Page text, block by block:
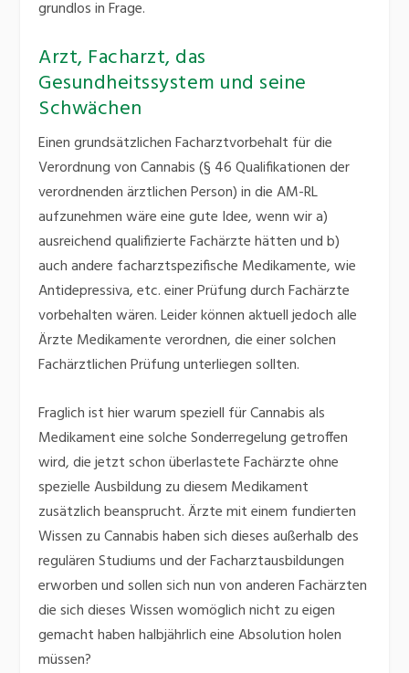
grundlos in Frage.
Arzt, Facharzt, das
Gesundheitssystem und seine
Schwächen
Einen grundsätzlichen Facharztvorbehalt für die
Verordnung von Cannabis (§ 46 Qualifikationen der
verordnenden ärztlichen Person) in die AM-RL
aufzunehmen wäre eine gute Idee, wenn wir a)
ausreichend qualifizierte Fachärzte hätten und b)
auch andere facharztspezifische Medikamente, wie
Antidepressiva, etc. einer Prüfung durch Fachärzte
vorbehalten wären. Leider können aktuell jedoch alle
Ärzte Medikamente verordnen, die einer solchen
Fachärztlichen Prüfung unterliegen sollten.
Fraglich ist hier warum speziell für Cannabis als
Medikament eine solche Sonderregelung getroffen
wird, die jetzt schon überlastete Fachärzte ohne
spezielle Ausbildung zu diesem Medikament
zusätzlich beansprucht. Ärzte mit einem fundierten
Wissen zu Cannabis haben sich dieses außerhalb des
regulären Studiums und der Facharztausbildungen
erworben und sollen sich nun von anderen Fachärzten
die sich dieses Wissen womöglich nicht zu eigen
gemacht haben halbjährlich eine Absolution holen
müssen?